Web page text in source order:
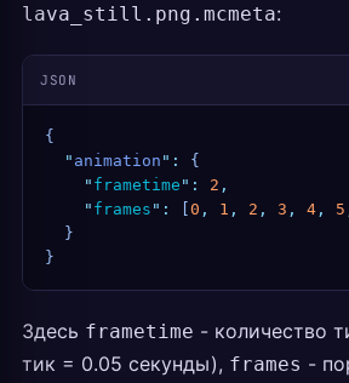
lava_still.png.mcmeta:
JSON
{
  "
animation " :
{
    "
frametime " : 2 ,
    "
frames " : 0 , 1 , 2 , 3 , 4 , 5
  }
}
Здесь frametime - количество
тик = 0.05 секунды), frames -